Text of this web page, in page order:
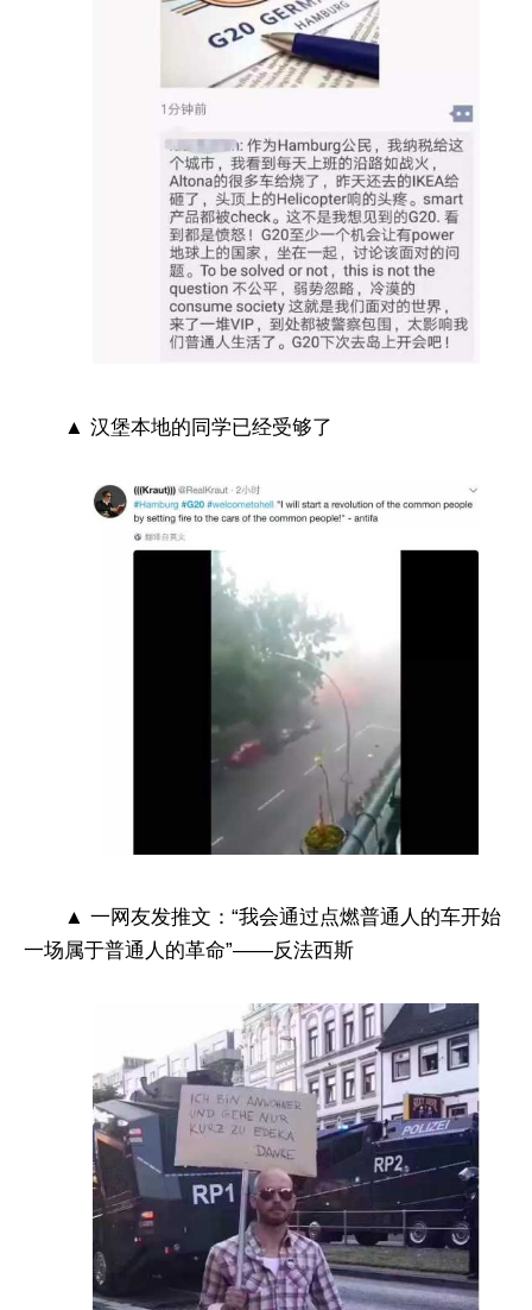
▲ 汉堡本地的同学已经受够了
▲ 一网友发推文：“我会通过点燃普通人的车开始
一场属于普通人的革命”——反法西斯